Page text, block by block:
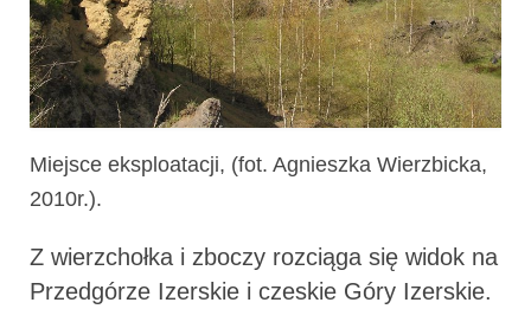
Miejsce eksploatacji, (fot. Agnieszka Wierzbicka,
2010r.).
Z wierzchołka i zboczy rozciąga się widok na
Przedgórze Izerskie i czeskie Góry Izerskie.